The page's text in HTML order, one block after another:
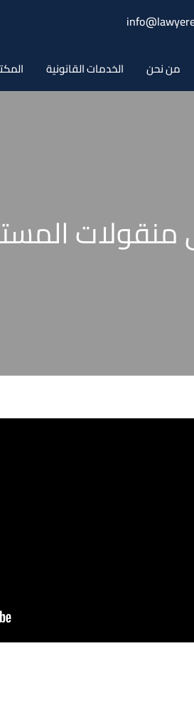
من نحن الخدمات القانونية
المستأجر ”